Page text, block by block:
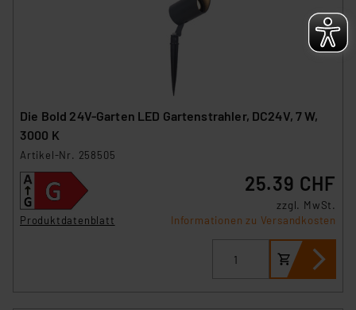
Die Bold 24V-Garten LED Gartenstrahler, DC24V, 7 W,
3000 K
Artikel-Nr. 258505
Produktdatenblatt
25.39 CHF
zzgl. MwSt.
Informationen zu Versandkosten